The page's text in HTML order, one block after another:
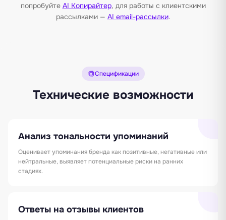
попробуйте AI Копирайтер, для работы с клиентскими
рассылками — AI email-рассылки.
Спецификации
Технические возможности
Анализ тональности упоминаний
Оценивает упоминания бренда как позитивные, негативные или
нейтральные, выявляет потенциальные риски на ранних
стадиях.
Ответы на отзывы клиентов